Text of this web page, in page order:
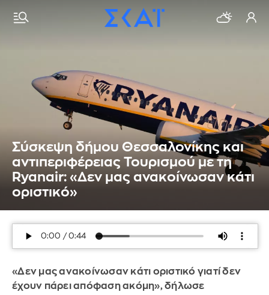
Σύσκεψη δήμου Θεσσαλονίκης και
αντιπεριφέρειας Τουρισμού με τη
Ryanair: «Δεν μας ανακοίνωσαν κάτι
οριστικό»
«Δεν μας ανακοίνωσαν κάτι οριστικό γιατί δεν
έχουν πάρει απόφαση ακόμη», δήλωσε